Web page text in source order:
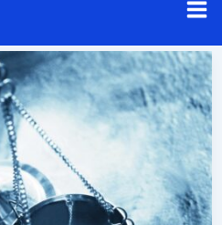
pour :UDRP
de votre recherche.